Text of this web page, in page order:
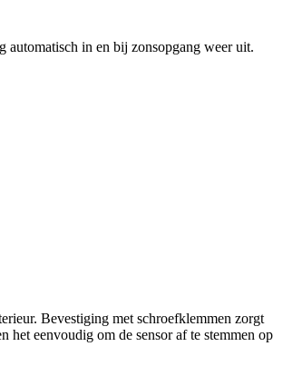
automatisch in en bij zonsopgang weer uit.
Bevestiging met schroefklemmen zorgt
het eenvoudig om de sensor af te stemmen op